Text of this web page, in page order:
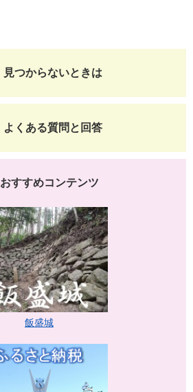
見つからないときは
よくある質問と回答
おすすめコンテンツ
飯盛城